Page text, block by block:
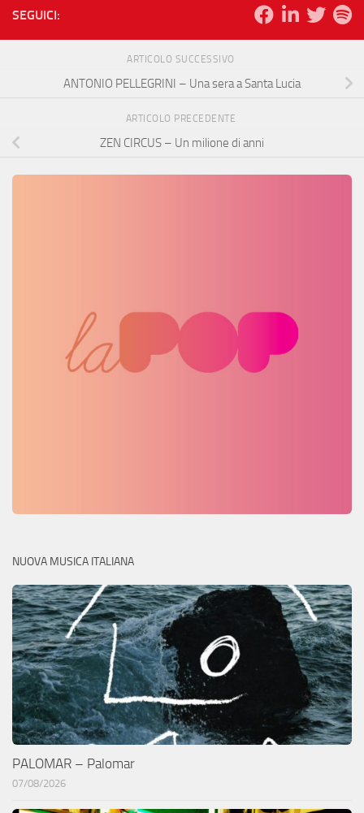
SEGUICI:
ARTICOLO SUCCESSIVO
ANTONIO PELLEGRINI – Una sera a Santa Lucia
ARTICOLO PRECEDENTE
ZEN CIRCUS – Un milione di anni
NUOVA MUSICA ITALIANA
PALOMAR – Palomar
07/08/2026